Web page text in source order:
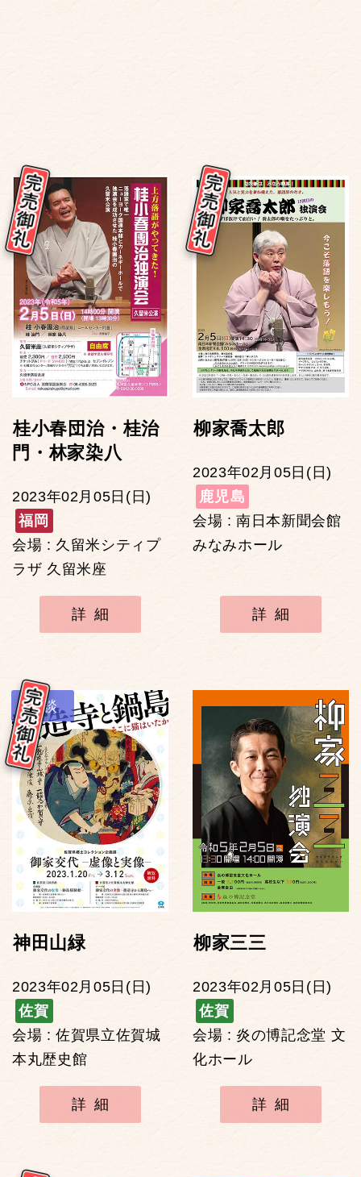
桂小春団治・桂治
門・林家染八
2023年02月05日(日)
福岡
会場 : 久留米シティプ
ラザ 久留米座
詳細
柳家喬太郎
2023年02月05日(日)
鹿児島
会場 : 南日本新聞会館
みなみホール
詳細
講談
神田山緑
2023年02月05日(日)
佐賀
会場 : 佐賀県立佐賀城
本丸歴史館
詳細
柳家三三
2023年02月05日(日)
佐賀
会場 : 炎の博記念堂 文
化ホール
詳細